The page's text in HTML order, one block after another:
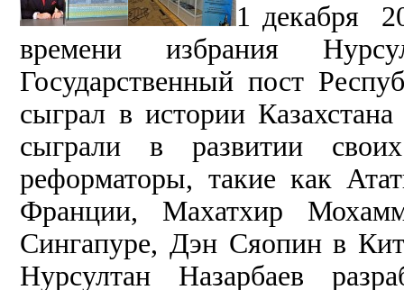
1 декабря
времени избрания
Государственный пост
сыграл в истории
сыграли в развитии
реформаторы, такие как
Франции, Махатхир
Сингапуре, Дэн Сяопин в
Нурсултан Назарбаев